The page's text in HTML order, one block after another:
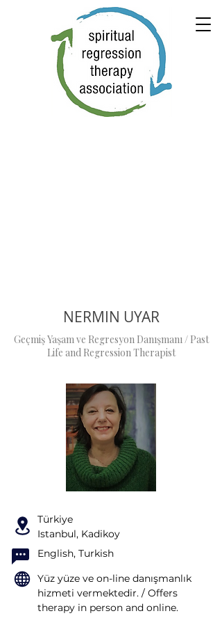
NERMIN UYAR
Geçmiş Yaşam ve Regresyon Danışmanı / Past
Life and Regression Therapist
Türkiye
Istanbul, Kadikoy
English, Turkish
Yüz yüze ve on-line danışmanlık
hizmeti vermektedir. / Offers
therapy in person and online.